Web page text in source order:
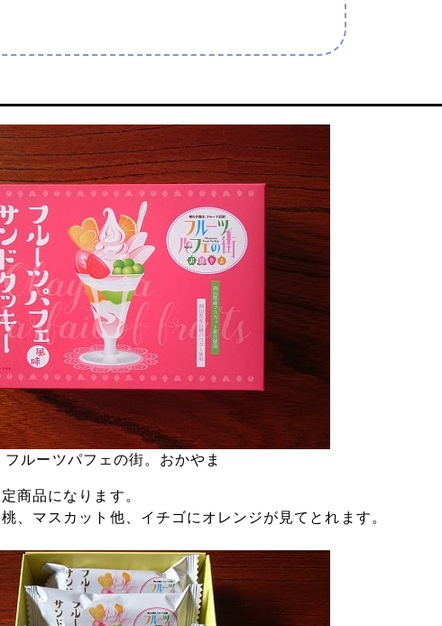
フルーツパフェの街。おかやま
商品になります。
、マスカット他、イチゴにオレンジが見てとれます。